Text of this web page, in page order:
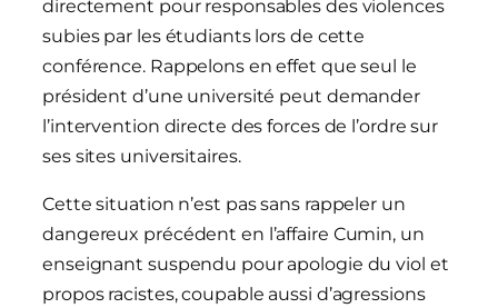
directement pour responsables des violences
subies par les étudiants lors de cette
conférence. Rappelons en effet que seul le
président d’une université peut demander
l’intervention directe des forces de l’ordre sur
ses sites universitaires.
Cette situation n’est pas sans rappeler un
dangereux précédent en l’affaire Cumin, un
enseignant suspendu pour apologie du viol et
propos racistes, coupable aussi d’agressions